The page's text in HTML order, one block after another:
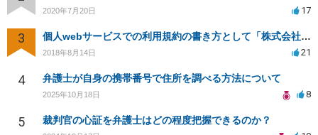
2020年7月20日 17
3 個人webサービスでの利用規約の書き方として「株式会社○○（以下当社）」と違う表現はありますか？
2018年8月14日 21
4 弁護士が自身の携帯番号で住所を調べる方法について
2025年10月18日 8
5 裁判官の心証を弁護士はどの程度把握できるのか？